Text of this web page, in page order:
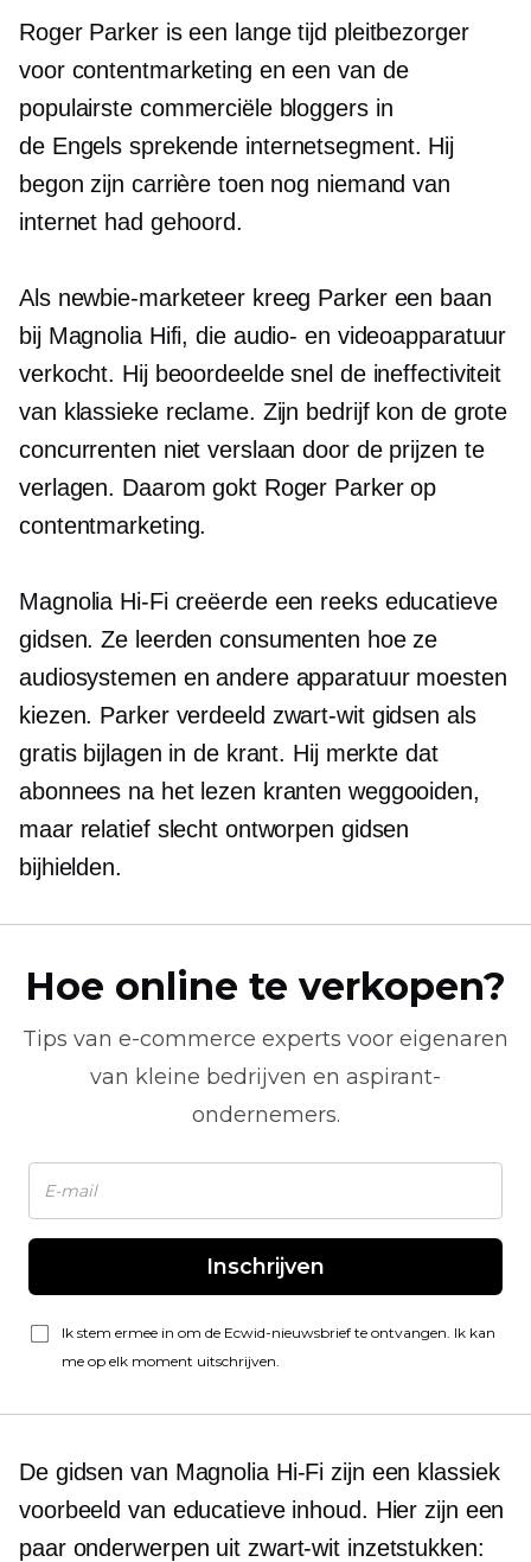
Roger Parker is een lange tijd pleitbezorger
voor contentmarketing en een van de
populairste commerciële bloggers in
de Engels sprekende internetsegment. Hij
begon zijn carrière toen nog niemand van
internet had gehoord.
Als newbie-marketeer kreeg Parker een baan
bij Magnolia Hifi, die audio- en videoapparatuur
verkocht. Hij beoordeelde snel de ineffectiviteit
van klassieke reclame. Zijn bedrijf kon de grote
concurrenten niet verslaan door de prijzen te
verlagen. Daarom gokt Roger Parker op
contentmarketing.
Magnolia Hi-Ficreëerde een reeks educatieve
gidsen. Ze leerden consumenten hoe ze
audiosystemen en andere apparatuur moesten
kiezen. Parker verdeeld zwart-witgidsen als
gratis bijlagen in de krant. Hij merkte dat
abonnees na het lezen kranten weggooiden,
maar relatief slecht ontworpen gidsen
bijhielden.
Hoe online te verkopen?
Tips van e-commerce experts voor eigenaren
van kleine bedrijven en aspirant-
ondernemers.
Inschrijven
Ik stem ermee in om de Ecwid-nieuwsbrief te ontvangen. Ik kan
me op elk moment uitschrijven.
De gidsen van Magnolia Hi-Fi zijn een klassiek
voorbeeld van educatieve inhoud. Hier zijn een
paar onderwerpen uit zwart-wit inzetstukken: